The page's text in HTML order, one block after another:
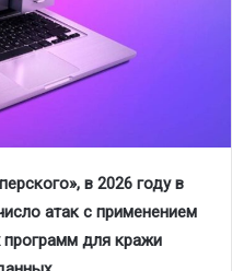
в 2026 году в
атакс применением
программ для кражи